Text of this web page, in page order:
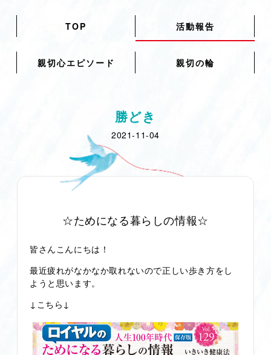
TOP 活動報告
親切心エピソード 親切の輪
勝どき
2021-11-04
☆ためになる暮らしの情報☆
皆さんこんにちは！
最近疲れがなかなか取れないので正しい歩き方をし
ようと思います。
↓こちら↓